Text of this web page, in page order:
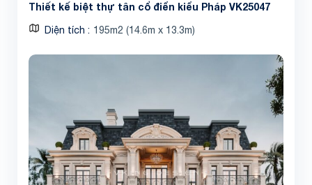
Thiết kế biệt thự tân cổ điển kiểu Pháp VK25047
Diện tích 195m2 (14.6m x 13.3m)